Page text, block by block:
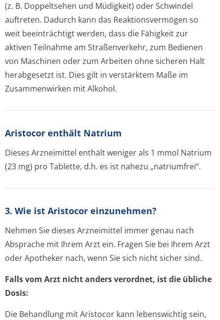
(z. B. Doppeltsehen und Müdigkeit) oder Schwindel
auftreten. Dadurch kann das Reaktionsvermögen so
weit beeinträchtigt werden, dass die Fähigkeit zur
aktiven Teilnahme am Straßenverkehr, zum Bedienen
von Maschinen oder zum Arbeiten ohne sicheren Halt
herabgesetzt ist. Dies gilt in verstärktem Maße im
Zusammenwirken mit Alkohol.
Aristocor enthält Natrium
Dieses Arzneimittel enthält weniger als 1 mmol Natrium
(23 mg) pro Tablette, d.h. es ist nahezu „natriumfrei“.
3. Wie ist Aristocor einzunehmen?
Nehmen Sie dieses Arzneimittel immer genau nach
Absprache mit Ihrem Arzt ein. Fragen Sie bei Ihrem Arzt
oder Apotheker nach, wenn Sie sich nicht sicher sind.
Falls vom Arzt nicht anders verordnet, ist die übliche
Dosis:
Die Behandlung mit Aristocor kann lebenswichtig sein,